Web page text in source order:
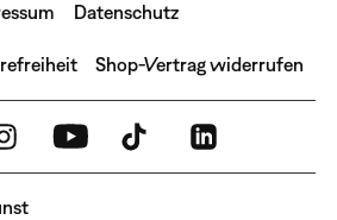
Datenschutz
Shop-Vertrag widerrufen